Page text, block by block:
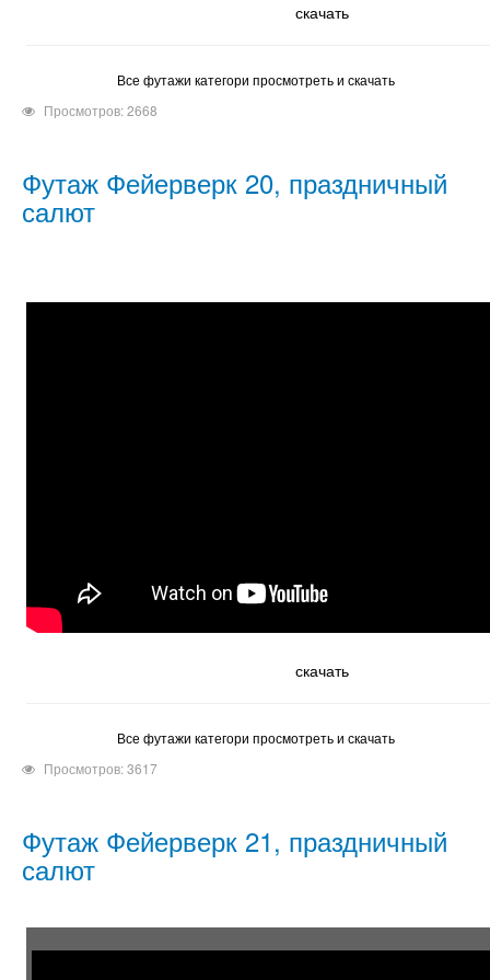
скачать
Все футажи категори просмотреть и скачать
Просмотров: 2668
Футаж Фейерверк 20, праздничный
салют
скачать
Все футажи категори просмотреть и скачать
Просмотров: 3617
Футаж Фейерверк 21, праздничный
салют